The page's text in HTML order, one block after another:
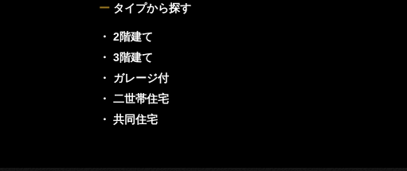
ー タイプから探す
・ 2階建て
・ 3階建て
・ ガレージ付
・ 二世帯住宅
・ 共同住宅